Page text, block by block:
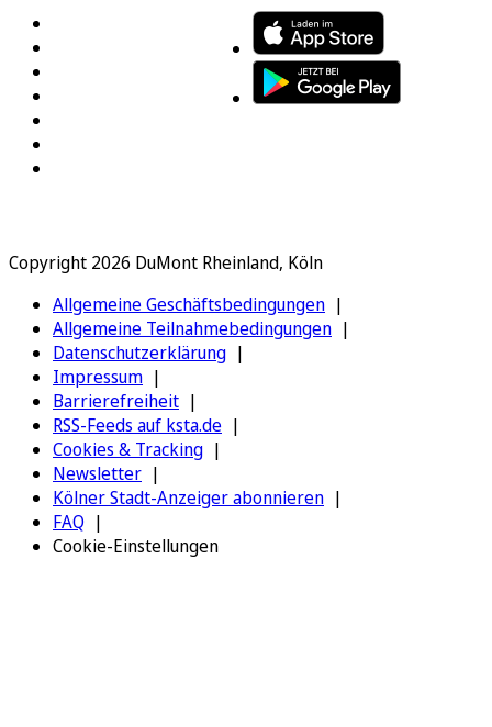
Copyright 2026 DuMont Rheinland, Köln
Allgemeine Geschäftsbedingungen
Allgemeine Teilnahmebedingungen
Datenschutzerklärung
Impressum
Barrierefreiheit
RSS-Feeds auf ksta.de
Cookies & Tracking
Newsletter
Kölner Stadt-Anzeiger abonnieren
FAQ
Cookie-Einstellungen